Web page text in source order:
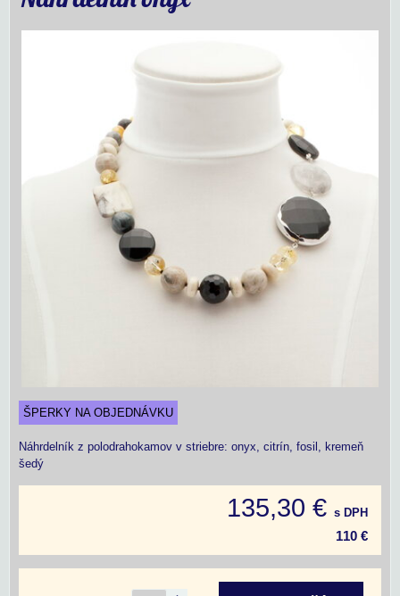
ŠPERKY NA OBJEDNÁVKU
Náhrdelník z polodrahokamov v striebre: onyx, citrín, fosil, kremeň
šedý
135,30 € s DPH
110 €